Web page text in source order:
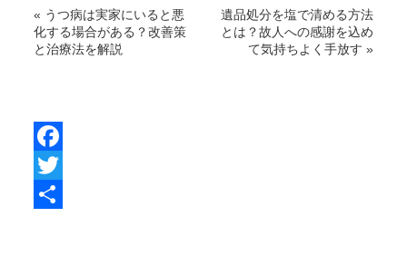
« うつ病は実家にいると悪
化する場合がある？改善策
と治療法を解説
遺品処分を塩で清める方法
とは？故人への感謝を込め
て気持ちよく手放す »
F